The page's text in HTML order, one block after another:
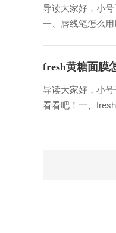
导读大家好，小
一、唇线笔怎么
fresh黄糖面膜
导读大家好，小
看看吧！一、